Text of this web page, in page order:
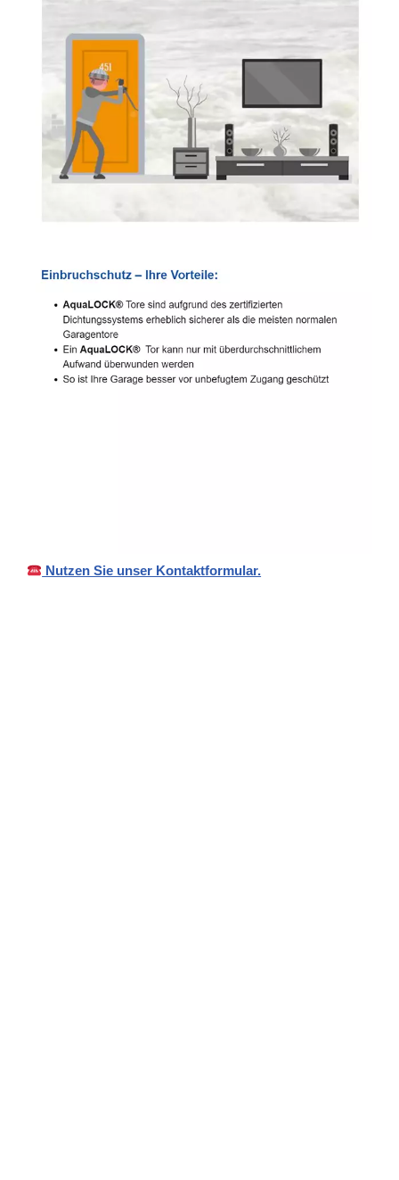
Nutzen Sie unser Kontaktformular.